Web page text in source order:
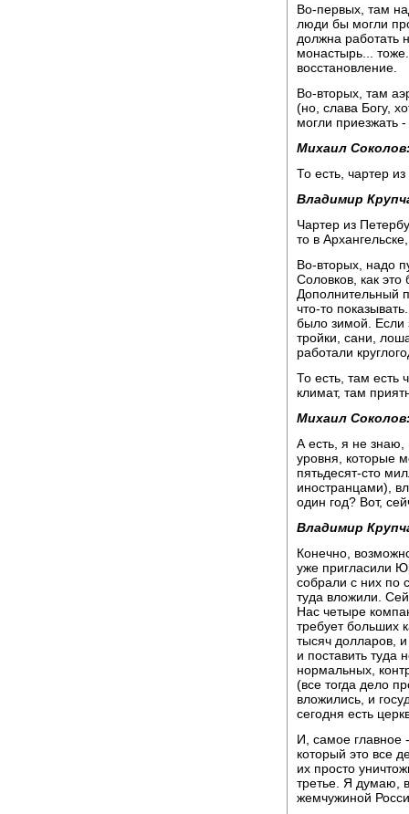
Во-первых, там
люди бы могли
должна работать
монастырь...
восстановление.
Во-вторых, там
(но, слава Богу,
могли приезжать
Михаил
То есть, чартер
Владимир
Чартер из
то в
Во-вторых, надо
Соловков, как
Дополнительный
что-то
было зимой. Если
тройки, сани,
работали
То есть, там есть
климат, там
Михаил
А есть, я не знаю,
уровня, которые
пятьдесят-сто
иностранцами),
один год? Вот,
Владимир
Конечно,
уже пригласили
собрали с них по
туда вложили.
Нас четыре
требует больших
тысяч долларов, и
и поставить
нормальных,
(все тогда дело
вложились, и
сегодня есть
И, самое главное
который это все
их просто
третье. Я думаю,
жемчужиной